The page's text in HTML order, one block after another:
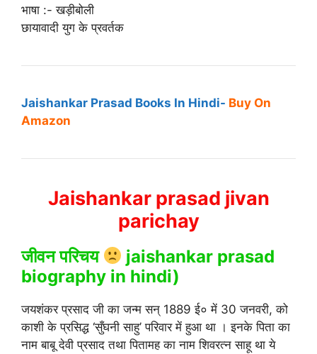
भाषा :- खड़ीबोली
छायावादी युग के प्रवर्तक
Jaishankar Prasad Books In Hindi- Buy On
Amazon
Jaishankar prasad jivan
parichay
जीवन परिचय
jaishankar prasad
biography in hindi)
जयशंकर प्रसाद जी का जन्म सन् 1889 ई० में 30 जनवरी, को
काशी के प्रसिद्ध ‘सुँघनी साहु’ परिवार में हुआ था । इनके पिता का
नाम बाबू देवी प्रसाद तथा पितामह का नाम शिवरत्न साहू था ये